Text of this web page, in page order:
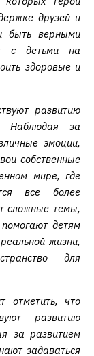
друзей и
быть верными
с детьми на
здоровые и
развитию
Наблюдая за
эмоции,
собственные
мире, где
все более
сложные темы,
детям
жизни,
для
отметить, что
развитию
за развитием
задаваться